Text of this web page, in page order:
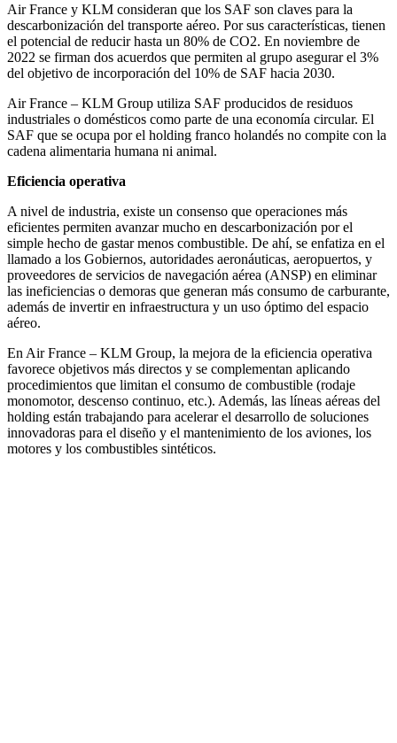
Air France y KLM consideran que los SAF son claves para la
descarbonización del transporte aéreo. Por sus características, tienen
el potencial de reducir hasta un 80% de CO2. En noviembre de
2022 se firman dos acuerdos que permiten al grupo asegurar el 3%
del objetivo de incorporación del 10% de SAF hacia 2030.
Air France – KLM Group utiliza SAF producidos de residuos
industriales o domésticos como parte de una economía circular. El
SAF que se ocupa por el holding franco holandés no compite con la
cadena alimentaria humana ni animal.
Eficiencia operativa
A nivel de industria, existe un consenso que operaciones más
eficientes permiten avanzar mucho en descarbonización por el
simple hecho de gastar menos combustible. De ahí, se enfatiza en el
llamado a los Gobiernos, autoridades aeronáuticas, aeropuertos, y
proveedores de servicios de navegación aérea (ANSP) en eliminar
las ineficiencias o demoras que generan más consumo de carburante,
además de invertir en infraestructura y un uso óptimo del espacio
aéreo.
En Air France – KLM Group, la mejora de la eficiencia operativa
favorece objetivos más directos y se complementan aplicando
procedimientos que limitan el consumo de combustible (rodaje
monomotor, descenso continuo, etc.). Además, las líneas aéreas del
holding están trabajando para acelerar el desarrollo de soluciones
innovadoras para el diseño y el mantenimiento de los aviones, los
motores y los combustibles sintéticos.